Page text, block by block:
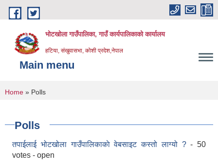
Skip to main content
भोटखोला गाउँपालिका, गाउँ कार्यपालिकाको कार्यालय
हटिया, संखुवासभा, कोशी प्रदेश,नेपाल
Main menu
You are here
Home » Polls
Polls
तपाईलाई भोटखोला गाउँपालिकाकाे वेबसाइट कस्तो लाग्यो ?- 50
votes - open